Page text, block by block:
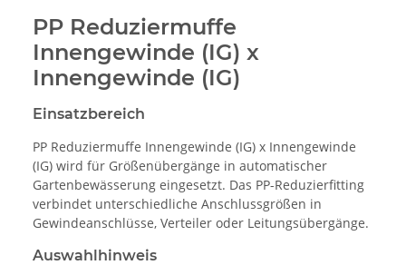
PP Reduziermuffe
Innengewinde (IG) x
Innengewinde (IG)
Einsatzbereich
PP Reduziermuffe Innengewinde (IG) x Innengewinde
(IG) wird für Größenübergänge in automatischer
Gartenbewässerung eingesetzt. Das PP-Reduzierfitting
verbindet unterschiedliche Anschlussgrößen in
Gewindeanschlüsse, Verteiler oder Leitungsübergänge.
Auswahlhinweis